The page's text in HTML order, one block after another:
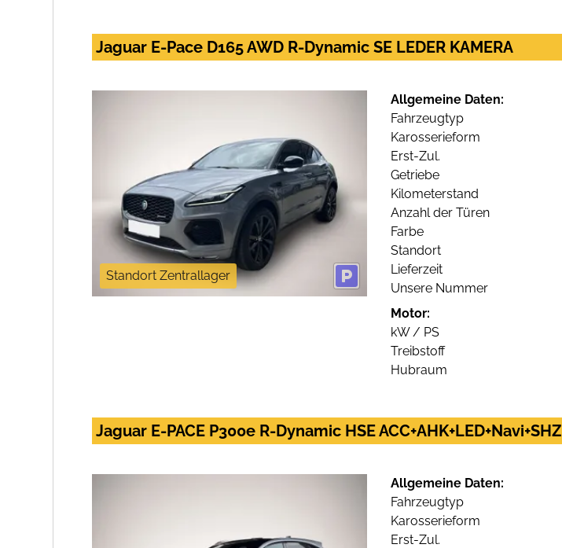
Jaguar E-Pace D165 AWD R-Dynamic SE LEDER KAMERA
Standort Zentrallager
Allgemeine Daten:
Fahrzeugtyp
Karosserieform
Erst-Zul.
Getriebe
Kilometerstand
Anzahl der Türen
Farbe
Standort
Lieferzeit
Unsere Nummer
Motor:
kW / PS
Treibstoff
Hubraum
Jaguar E-PACE P300e R-Dynamic HSE ACC+AHK+LED+Navi+SHZ
Allgemeine Daten:
Fahrzeugtyp
Karosserieform
Erst-Zul.